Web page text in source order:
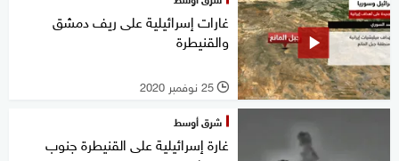
غارات إسرائيلية على ريف دمشق
والقنيطرة
l 25 نوفمبر 2020
شرق أوسط
غارة إسرائيلية على القنيطرة جنوب